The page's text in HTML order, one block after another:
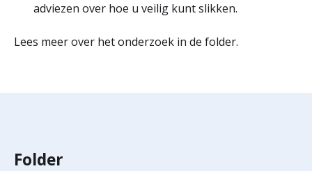
adviezen over hoe u veilig kunt slikken.
Lees meer over het onderzoek in de folder.
Folder